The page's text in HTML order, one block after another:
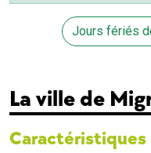
Jours fériés
La ville de
Caractéristiques